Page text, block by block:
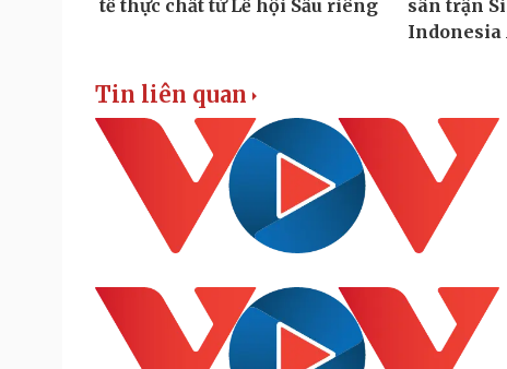
Tin liên quan